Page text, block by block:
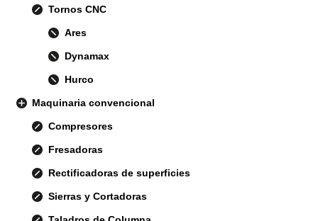
Tornos CNC
Ares
Dynamax
Hurco
Maquinaria convencional
Compresores
Fresadoras
Rectificadoras de superficies
Sierras y Cortadoras